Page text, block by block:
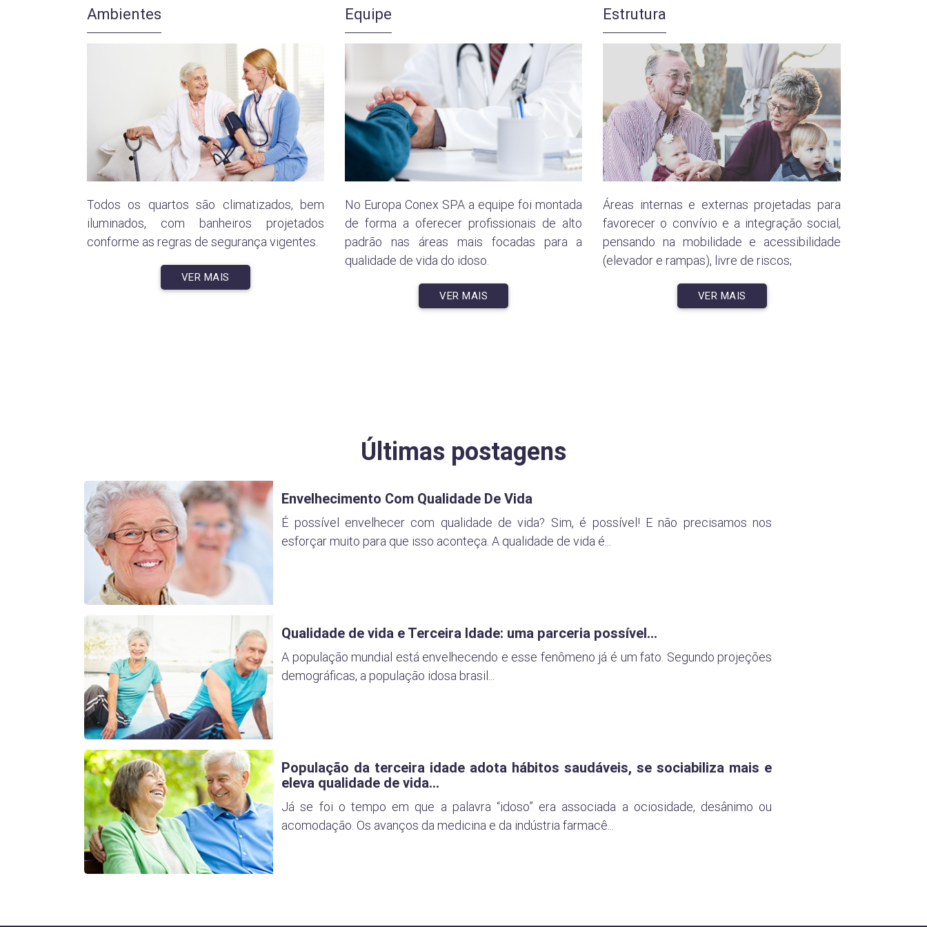
Ambientes
Todos os quartos são climatizados, bem
iluminados, com banheiros projetados
conforme as regras de segurança vigentes.
VER MAIS
Equipe
No Europa Conex SPA a equipe foi montada
de forma a oferecer profissionais de alto
padrão nas áreas mais focadas para a
qualidade de vida do idoso.
VER MAIS
Estrutura
Áreas internas e externas projetadas para
favorecer o convívio e a integração social,
pensando na mobilidade e acessibilidade
(elevador e rampas), livre de riscos;
VER MAIS
Últimas postagens
Envelhecimento Com Qualidade De Vida
É possível envelhecer com qualidade de vida? Sim, é possível! E não precisamos nos
esforçar muito para que isso aconteça. A qualidade de vida é...
Qualidade de vida e Terceira Idade: uma parceria possível...
A população mundial está envelhecendo e esse fenômeno já é um fato. Segundo projeções
demográficas, a população idosa brasil...
População da terceira idade adota hábitos saudáveis, se sociabiliza mais e
eleva qualidade de vida...
Já se foi o tempo em que a palavra “idoso” era associada a ociosidade, desânimo ou
acomodação. Os avanços da medicina e da indústria farmacê...